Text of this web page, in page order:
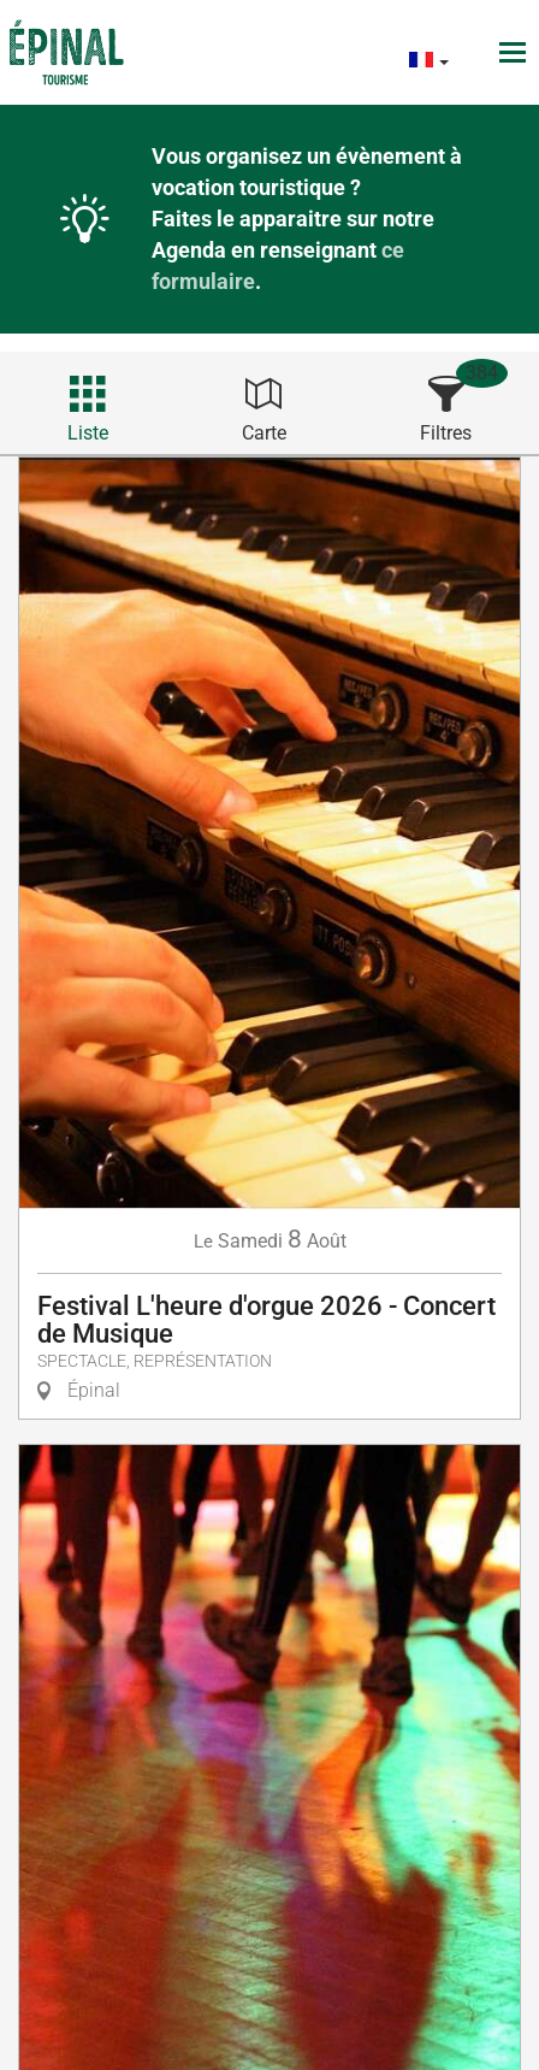
Vous organisez un évènement à
vocation touristique ?
Faites le apparaitre sur notre
Agenda en renseignantce
formulaire.
Liste Carte Filtres
384
Le Samedi 8 Août
Festival L'heure d'orgue 2026 - Concert
de Musique
SPECTACLE, REPRÉSENTATION
Épinal